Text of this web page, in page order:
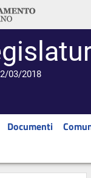
03/2018
Documenti